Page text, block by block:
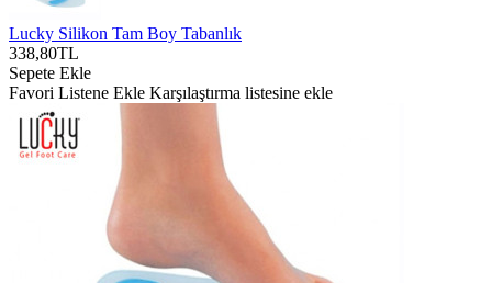
Lucky Silikon Tam Boy Tabanlık
338,80TL
Sepete Ekle
Favori Listene Ekle Karşılaştırma listesine ekle